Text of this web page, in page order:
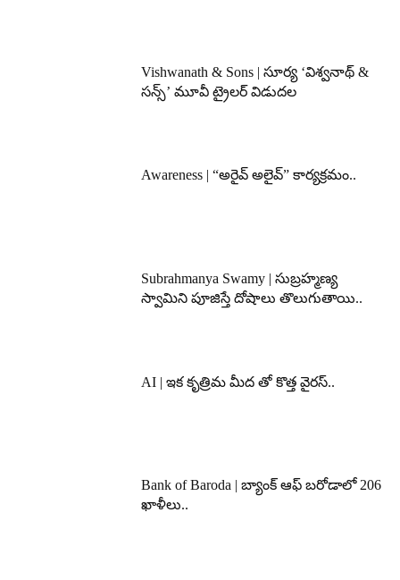
Vishwanath & Sons | సూర్య ‘విశ్వనాథ్ &
సన్స్’ మూవీ ట్రైలర్ విడుదల
Awareness | “అరైవ్ అలైవ్” కార్యక్రమం..
Subrahmanya Swamy | సుబ్రహ్మణ్య
స్వామిని పూజిస్తే దోషాలు తొలుగుతాయి..
AI | ఇక కృత్రిమ మీద తో కొత్త వైరస్..
Bank of Baroda | బ్యాంక్‌ ఆఫ్‌ బరోడాలో 206
ఖాళీలు..